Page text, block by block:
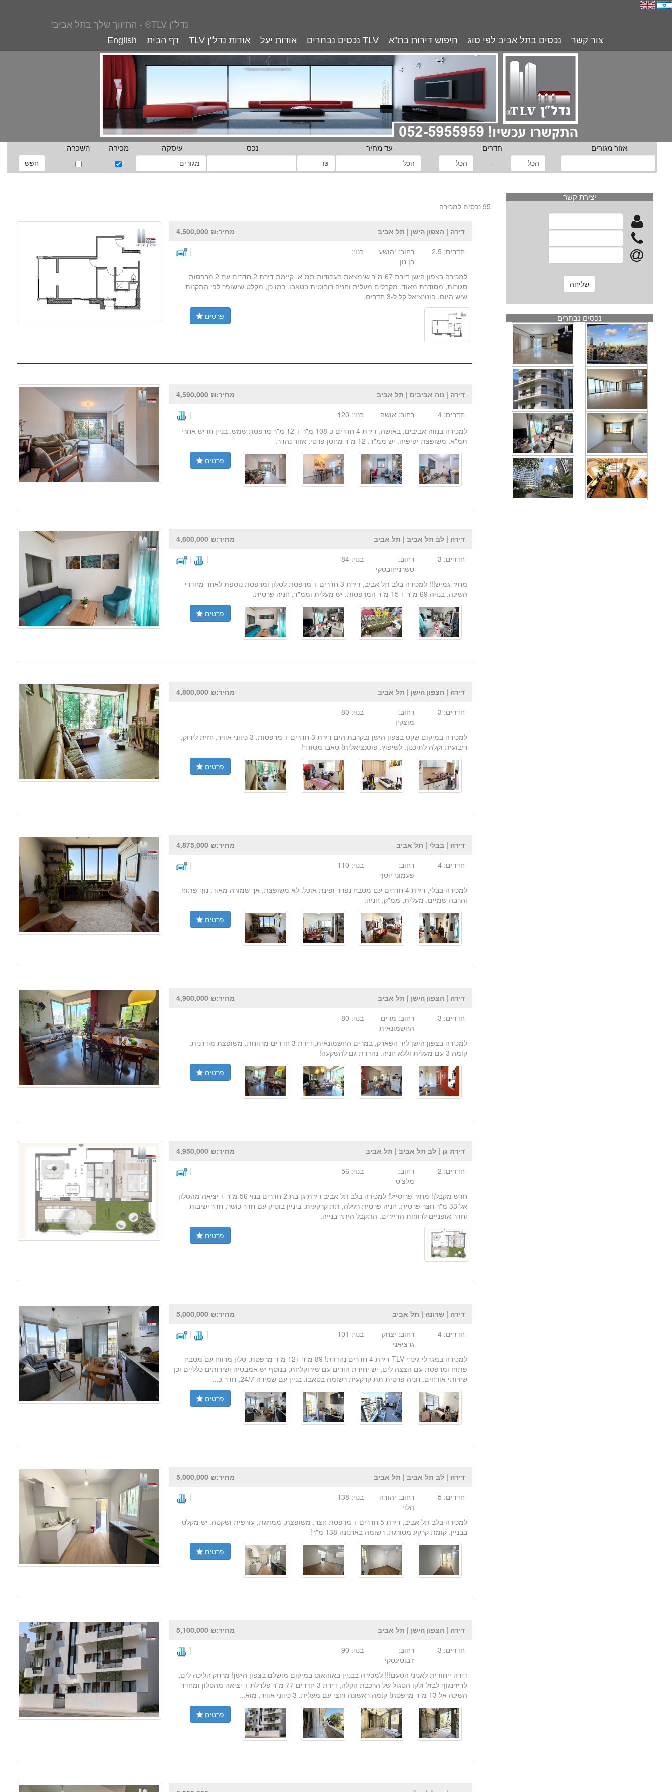
נדל"ן TLV® - התיווך שלך בתל אביב!
English דף הבית אודות נדל"ן TLV אודות יעל TLV נכסים נבחרים חיפוש דירות בת"א נכסים בתל אביב לפי סוג צור קשר
אזור מגורים חדרים עד מחיר נכס עיסקה מכירה השכרה
-
95 נכסים למכירה
מחיר:₪ 4,500,000
דירה | הצפון הישן | תל אביב
|
בנוי:
רחוב: יהושע
בן נון
חדרים: 2.5
למכירה בצפון הישן דירת 67 מ"ר שנמצאת בעבודות תמ"א. קיימת דירת 2 חדרים עם 2 מרפסות
סגורות, מסודרת מאוד. מקבלים מעלית וחניה רובוטית בטאבו. כמו כן, מקלט שישופר לפי התקנות
שיש היום. פוטנציאל קל ל-3 חדרים.
פרטים
מחיר:₪ 4,590,000
דירה | נוה אביבים | תל אביב
|
בנוי: 120 רחוב: אושה
חדרים: 4
למכירה בנווה אביבים, באושה, דירת 4 חדרים כ-108 מ"ר + 12 מ"ר מרפסת שמש. בניין חדיש אחרי
תמ"א. משופצת יפיפיה. יש ממ"ד. 12 מ"ר מחסן פרטי. אזור נהדר.
פרטים
מחיר:₪ 4,600,000
דירה | לב תל אביב | תל אביב
|
| בנוי: 84
רחוב:
טשרניחובסקי
חדרים: 3
מחיר גמיש!!! למכירה בלב תל אביב, דירת 3 חדרים + מרפסת לסלון ומרפסת נוספת לאחד מחדרי
השינה. בנויה 69 מ"ר + 15 מ"ר המרפסות. יש מעלית וממ"ד, חניה פרטית.
פרטים
מחיר:₪ 4,800,000
דירה | הצפון הישן | תל אביב
בנוי: 80
רחוב:
מוצקין
חדרים: 3
למכירה במיקום שקט בצפון הישן ובקרבת הים דירת 3 חדרים + מרפסות, 3 כיווני אוויר, חזית לירוק,
ריבועית וקלה לתיכנון, לשיפוץ. פוטנציאלית! טאבו מסודר!
פרטים
מחיר:₪ 4,875,000
דירה | בבלי | תל אביב
|
בנוי: 110
רחוב:
פעמוני יוסף
חדרים: 4
למכירה בבלי, דירת 4 חדרים עם מטבח נפרד ופינת אוכל. לא משופצת, אך שמורה מאוד. נוף פתוח
והרבה שמיים. מעלית, ממ"ק, חניה.
פרטים
מחיר:₪ 4,900,000
דירה | הצפון הישן | תל אביב
בנוי: 80
רחוב: מרים
החשמונאית
חדרים: 3
למכירה בצפון הישן ליד הפארק, במרים החשמונאית, דירת 3 חדרים מרווחת, משופצת מודרנית.
קומה 3 עם מעלית וללא חניה. נהדרת גם להשקעה!
פרטים
מחיר:₪ 4,950,000
דירת גן | לב תל אביב | תל אביב
|
בנוי: 56
רחוב:
מלצ'ט
חדרים: 2
חדש מקבלן! מחיר פריסייל! למכירה בלב תל אביב דירת גן בת 2 חדרים בנוי 56 מ"ר + יציאה מהסלון
אל 33 מ"ר חצר פרטית. חניה פרטית רגילה, תת קרקעית. ביניין בוטיק עם חדר כושר, חדר ישיבות
וחדר אופניים לרווחת הדיירים. התקבל היתר בנייה.
פרטים
מחיר:₪ 5,000,000
דירה | שרונה | תל אביב
|
| בנוי: 101
רחוב: יצחק
גרציאני
חדרים: 4
למכירה במגדלי גינדי TLV דירת 4 חדרים נהדרת! 89 מ"ר +12 מ"ר מרפסת. סלון מרווח עם מטבח
פתוח ומרפסת עם הצצה לים, יש יחידת הורים עם שירוקלחת, בנוסף יש אמבטיה ושירותים כלליים וכן
שירותי אורחים. חניה פרטית תת קרקעית רשומה בטאבו. בניין עם שמירה 24/7, חדר כ...
פרטים
מחיר:₪ 5,000,000
דירה | לב תל אביב | תל אביב
|
בנוי: 138
רחוב: יהודה
הלוי
חדרים: 5
למכירה בלב תל אביב, דירת 5 חדרים + מרפסת חצר. משופצת, ממוזגת, עורפית ושקטה. יש מקלט
בבניין. קומת קרקע מסורגת. רשומה בארנונה 138 מ"ר!
פרטים
מחיר:₪ 5,100,000
דירה | הצפון הישן | תל אביב
|
בנוי: 90
רחוב:
ז'בוטינסקי
חדרים: 3
דירה ייחודית לאניני הטעם!!! למכירה בבניין באוהאוס במיקום מושלם בצפון הישן! מרחק הליכה לים,
לדיזינגוף לבזל ולקו הסגול של הרכבת הקלה, דירת 3 חדרים 77 מ"ר פלדלת + יציאה מהסלון ומחדר
השינה אל 13 מ"ר מרפסת! קומה ראשונה וחצי עם מעלית. 3 כיווני אוויר, מוא...
פרטים
יצירת קשר
נכסים נבחרים